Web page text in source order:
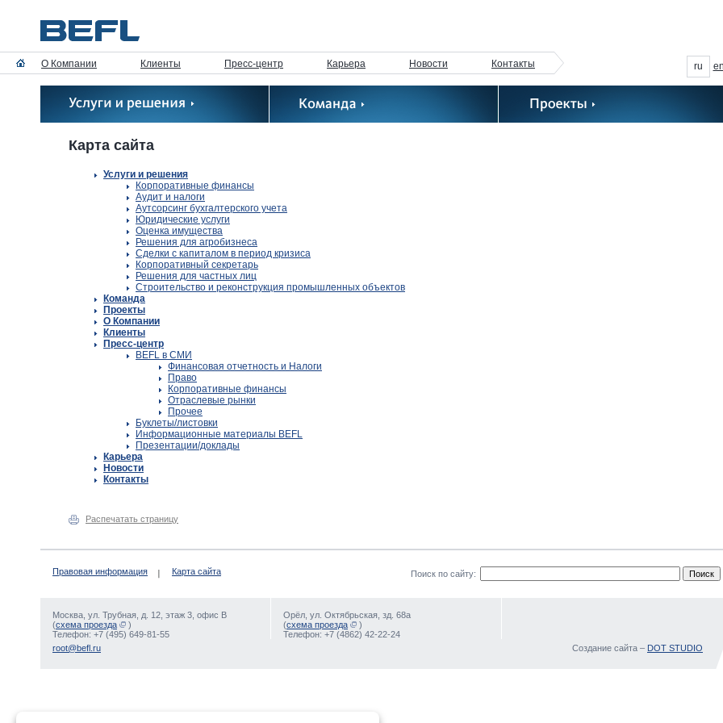
О Компании Клиенты Пресс-центр Карьера Новости Контакты ru
Карта сайта
Услуги и решения
Корпоративные финансы
Аудит и налоги
Аутсорсинг бухгалтерского учета
Юридические услуги
Оценка имущества
Решения для агробизнеса
Сделки с капиталом в период кризиса
Корпоративный секретарь
Решения для частных лиц
Строительство и реконструкция промышленных объектов
Команда
Проекты
О Компании
Клиенты
Пресс-центр
BEFL в СМИ
Финансовая отчетность и Налоги
Право
Корпоративные финансы
Отраслевые рынки
Прочее
Буклеты/листовки
Информационные материалы BEFL
Презентации/доклады
Карьера
Новости
Контакты
Распечатать страницу
Правовая информация Карта сайта Поиск по сайту:
Москва, ул. Трубная, д. 12, этаж 3, офис В
(схема проезда
)
Телефон: +7 (495) 649-81-55
Орёл, ул. Октябрьская, зд. 68а
(схема проезда
)
Телефон: +7 (4862) 42-22-24
root@befl.ru
Создание сайта – DOT STUDIO